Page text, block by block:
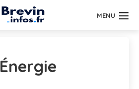
MENU
Énergie